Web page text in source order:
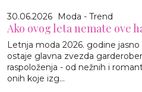
30.06.2026 Moda - Trend
Ako ovog leta nemate ove
Letnja moda 2026. godine
ostaje glavna zvezda
raspoloženja - od nežnih i
onih koje izg...